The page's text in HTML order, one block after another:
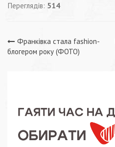
Переглядів: 514
Навігація
Франківка стала fashion-
блогером року (ФОТО)